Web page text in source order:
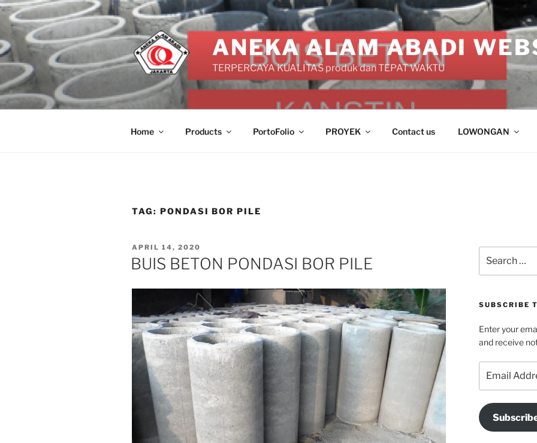
Skip
content
ANEKA ALAM ABADI
TERPERCAYA KUALITAS produk dan TEPAT WAKTU
Home Products PortoFolio PROYEK Contact us LOWONGAN
TAG: PONDASI BOR PILE
POSTED
ON
APRIL 14, 2020
BUIS BETON PONDASI BOR PILE
for:
SUBSCRIBE
Enter your
and receive
Address